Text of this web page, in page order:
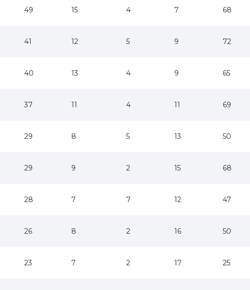
49 15 4 7 68
41 12 5 9 72
40 13 4 9 65
37 11 4 11 69
29 8 5 13 50
29 9 2 15 68
28 7 7 12 47
26 8 2 16 50
23 7 2 17 25